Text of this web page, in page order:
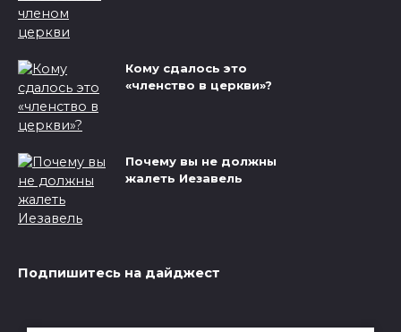
Кому сдалось это
«членство в церкви»?
Почему вы не должны
жалеть Иезавель
Подпишитесь на дайджест